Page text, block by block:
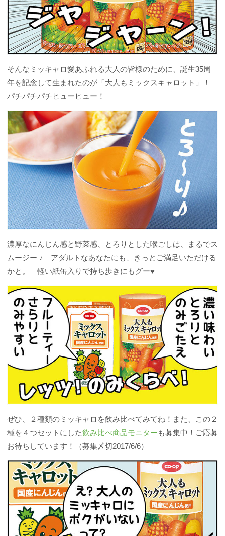
そんなミッキャロ愛あふれる大人の皆様のために、誕生35周
年を記念して生まれたのが「大人もミックスキャロット」！
パチパチパチヒューヒュー！
濃厚なにんじん感と野菜感、とろりとした喉ごしは、まるでス
ムージー ♪ アダルトなあなたにも、きっとご満足いただける
かと。 軽い紙缶入りで持ち歩きにもグー♥
ぜひ、２種類のミッキャロを飲み比べてみてね！また、この２
種を４つセットにした飲み比べ商品モニター も募集中！ご応募
お待ちしています！（募集〆切2017/6/6）